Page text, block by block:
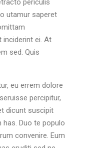
periculis
utamur saperet
inciderint ei. At
sed. Quis
eu errem dolore
percipitur,
dicunt suscipit
has. Duo te populo
convenire. Eum